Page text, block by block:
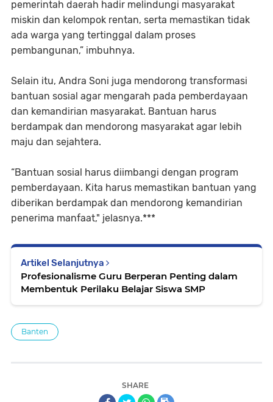
pemerintah daerah hadir melindungi masyarakat
miskin dan kelompok rentan, serta memastikan tidak
ada warga yang tertinggal dalam proses
pembangunan,” imbuhnya.
Selain itu, Andra Soni juga mendorong transformasi
bantuan sosial agar mengarah pada pemberdayaan
dan kemandirian masyarakat. Bantuan harus
berdampak dan mendorong masyarakat agar lebih
maju dan sejahtera.
“Bantuan sosial harus diimbangi dengan program
pemberdayaan. Kita harus memastikan bantuan yang
diberikan berdampak dan mendorong kemandirian
penerima manfaat," jelasnya.***
Artikel Selanjutnya
Profesionalisme Guru Berperan Penting dalam
Membentuk Perilaku Belajar Siswa SMP
Banten
SHARE